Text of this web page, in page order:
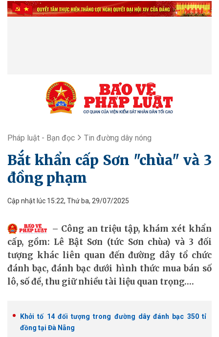
Pháp luật - Bạn đọc Tin đường dây nóng
Bắt khẩn cấp Sơn "chùa" và 3
đồng phạm
Cập nhật lúc 15:22, Thứ ba, 29/07/2025
Công an triệu tập, khám xét khẩn
cấp, gồm: Lê Bật Sơn (tức Sơn chùa) và 3 đối
tượng khác liên quan đến đường dây tổ chức
đánh bạc, đánh bạc dưới hình thức mua bán số
lô, số đề, thu giữ nhiều tài liệu quan trọng….
Khởi tố 14 đối tượng trong đường dây đánh bạc 350 tỉ
đồng tại Đà Nẵng